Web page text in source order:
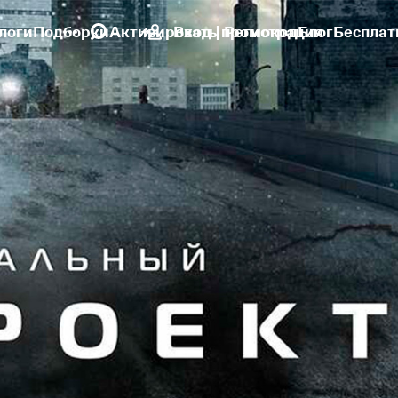
ПодборкиАктивировать промокодБлог
Вход | Регистрация